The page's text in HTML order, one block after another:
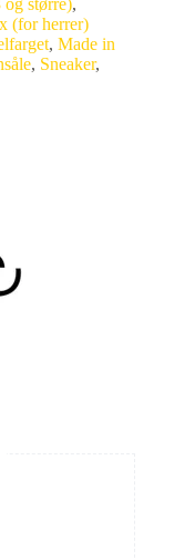
(for herrer)
, Made in
, Sneaker,